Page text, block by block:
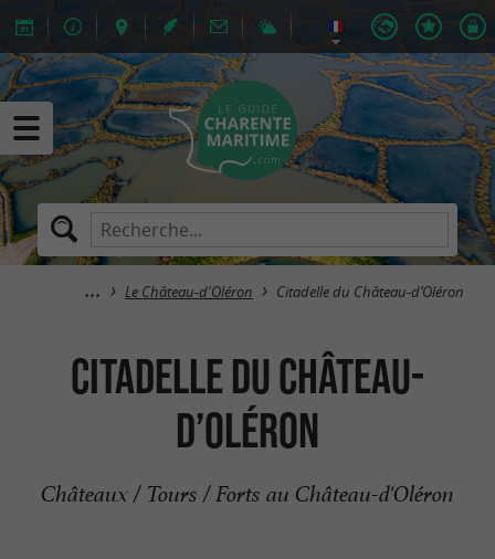
Le Château-d'Oléron Citadelle du Château-d’Oléron
Citadelle du Château-
d’Oléron
Châteaux / Tours / Forts au Château-d'Oléron